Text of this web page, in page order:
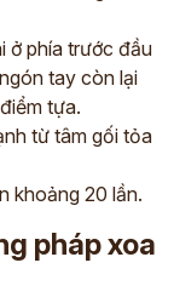
ở phía trước đầu
tay còn lại
tựa.
từ tâm gối tỏa
khoảng 20 lần.
pháp xoa